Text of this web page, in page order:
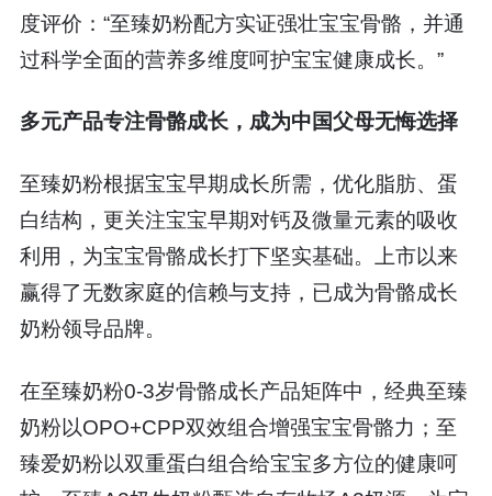
度评价：“至臻奶粉配方实证强壮宝宝骨骼，并通
过科学全面的营养多维度呵护宝宝健康成长。”
多元产品专注骨骼成长，成为中国父母无悔选择
至臻奶粉根据宝宝早期成长所需，优化脂肪、蛋
白结构，更关注宝宝早期对钙及微量元素的吸收
利用，为宝宝骨骼成长打下坚实基础。上市以来
赢得了无数家庭的信赖与支持，已成为骨骼成长
奶粉领导品牌。
在至臻奶粉0-3岁骨骼成长产品矩阵中，经典至臻
奶粉以OPO+CPP双效组合增强宝宝骨骼力；至
臻爱奶粉以双重蛋白组合给宝宝多方位的健康呵